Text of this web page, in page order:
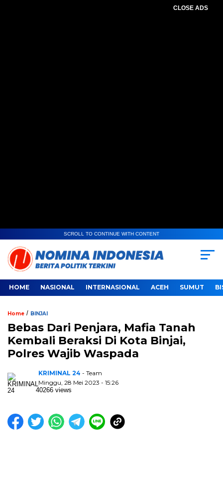
CLOSE ADS
SCROLL TO CONTINUE WITH CONTENT
HOME NASIONAL INTERNASIONAL ACEH SUMUT
Home / BINJAI
Bebas Dari Penjara, Mafia Tanah
Kembali Beraksi Di Kota Binjai,
Polres Wajib Waspada
KRIMINAL 24 - Team
Minggu, 28 Mei 2023 - 15:26
40266 views